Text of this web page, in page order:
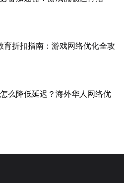
育折扣指南：游戏网络优化全攻
么降低延迟？海外华人网络优